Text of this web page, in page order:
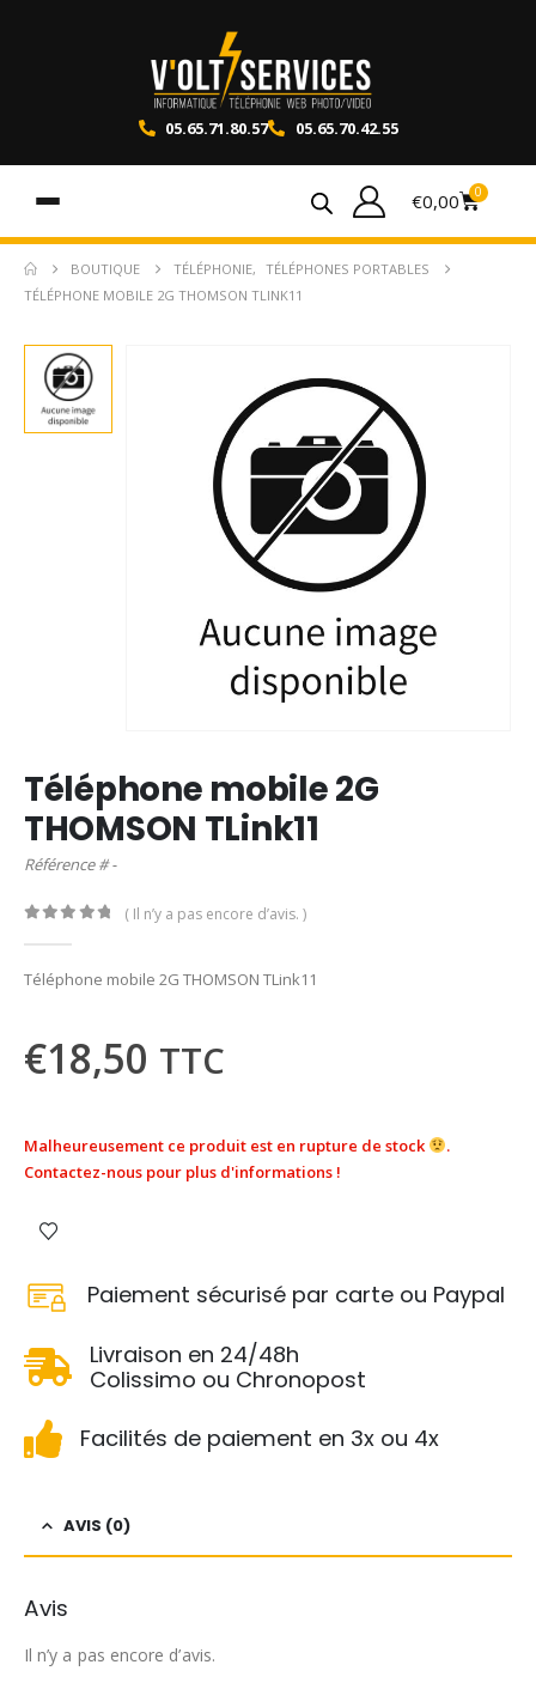
05.65.71.80.57 05.65.70.42.55
€0,00 0
BOUTIQUE TÉLÉPHONIE,
TÉLÉPHONES PORTABLES
TÉLÉPHONE MOBILE 2G THOMSON TLINK11
Téléphone mobile 2G
THOMSON TLink11
Référence # -
( Il n’y a pas encore d’avis. )
Téléphone mobile 2G THOMSON TLink11
€18,50 TTC
Malheureusement ce produit est en rupture de stock
.
Contactez-nous pour plus d'informations !
Paiement sécurisé par carte ou Paypal
Livraison en 24/48h
Colissimo ou Chronopost
Facilités de paiement en 3x ou 4x
AVIS (0)
Avis
Il n’y a pas encore d’avis.